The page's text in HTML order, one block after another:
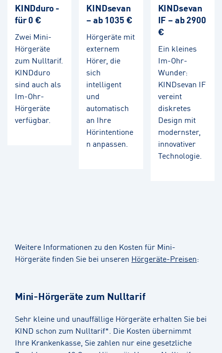
KINDduro -
für 0 €
Zwei Mini-
Hörgeräte
zum Nulltarif.
KINDduro
sind auch als
Im-Ohr-
Hörgeräte
verfügbar.
KINDsevan
– ab 1035 €
Hörgeräte mit
externem
Hörer, die
sich
intelligent
und
automatisch
an Ihre
Hörintentione
n anpassen.
KINDsevan
IF – ab 2900
€
Ein kleines
Im-Ohr-
Wunder:
KINDsevan IF
vereint
diskretes
Design mit
modernster,
innovativer
Technologie.
Weitere Informationen zu den Kosten für Mini-
Hörgeräte finden Sie bei unseren Hörgeräte-Preisen:
Mini-Hörgeräte zum Nulltarif
Sehr kleine und unauffällige Hörgeräte erhalten Sie bei
KIND schon zum Nulltarif*. Die Kosten übernimmt
Ihre Krankenkasse, Sie zahlen nur eine gesetzliche